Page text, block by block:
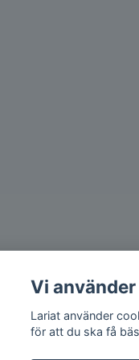
Vi
Lariat använder
för att du ska få